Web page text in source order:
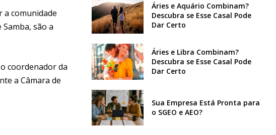
a comunidade
são a
coordenador da
a Câmara de
Áries e Aquário Combinam?
Descubra se Esse Casal Pode
Dar Certo
Áries e Libra Combinam?
Descubra se Esse Casal Pode
Dar Certo
Sua Empresa Está Pronta para
o SGEO e AEO?